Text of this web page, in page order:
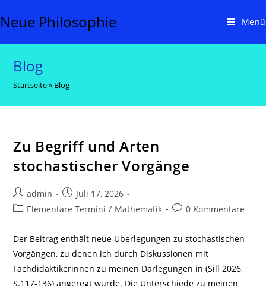
Inhalt
Neue Philosophie Menü
Blog
Startseite» Blog
Zu Begriff und Arten
stochastischer Vorgänge
Beitrags-
Autor:
admin
Beitrag
veröffentlicht:
Juli 17, 2026
Beitrags-
Elementare Termini / Mathematik
Beitrags-
0 Kommentare
Der Beitrag enthält neue Überlegungen zu stochastischen
Vorgängen, zu denen ich durch Diskussionen mit
Fachdidaktikerinnen zu meinen Darlegungen in (Sill 2026,
S.117-136) angeregt wurde. Die Unterschiede zu meinen